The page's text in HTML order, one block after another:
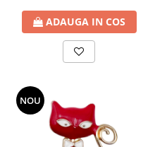
ADAUGA IN COS
NOU